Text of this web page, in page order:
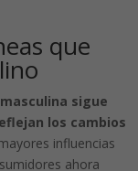
que
sigue
los cambios
influencias
ahora